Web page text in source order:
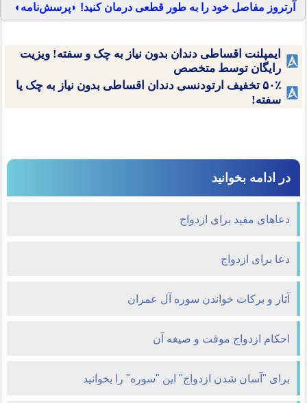
آرتروز مفاصل خود را به طور قطعی درمان کنید! ◗پرسش‌نامه◖
ایمپلنت اقساطی دندان بدون نیاز به چک و سفته! ویزیت
رایگان توسط متخصص
۵۰٪ تخفیف ارتودنسی دندان اقساطی بدون نیاز به چک یا
سفته!
در ادامه بخوانید
دعاهای مفید برای ازدواج
دعا برای ازدواج
آثار و برکات خواندن سوره آل عمران
احکام ازدواج موقت و صیغه آن
برای "آسان شدن ازدواج" این "سوره" را بخوانید